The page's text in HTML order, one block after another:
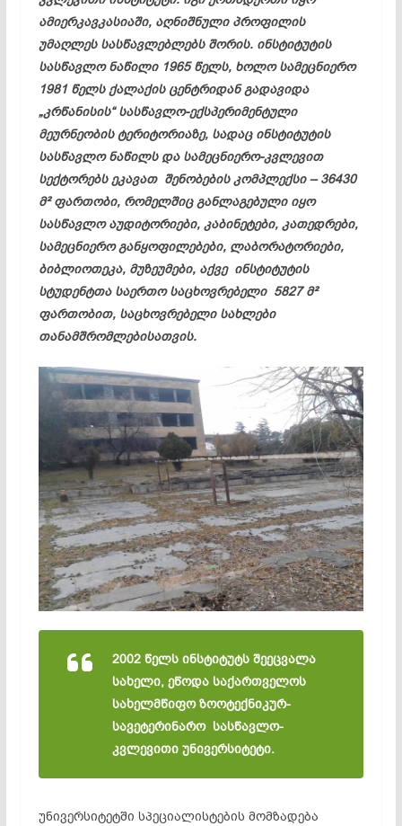
ამიერკავკასიაში, აღნიშნული პროფილის
უმაღლეს სასწავლებლებს შორის. ინსტიტუტის
სასწავლო ნაწილი 1965 წელს, ხოლო სამეცნიერო
1981 წელს ქალაქის ცენტრიდან გადავიდა
„კრწანისის“ სასწავლო-ექსპერიმენტული
მეურნეობის ტერიტორიაზე, სადაც ინსტიტუტის
სასწავლო ნაწილს და სამეცნიერო-კვლევით
სექტორებს ეკავათ შენობების კომპლექსი – 36430
მ² ფართობი, რომელშიც განლაგებული იყო
სასწავლო აუდიტორიები, კაბინეტები, კათედრები,
სამეცნიერო განყოფილებები, ლაბორატორიები,
ბიბლიოთეკა, მუზეუმები, აქვე ინსტიტუტის
სტუდენტთა საერთო საცხოვრებელი 5827 მ²
ფართობით, საცხოვრებელი სახლები
თანამშრომლებისათვის.
2002 წელს ინსტიტუტს შეეცვალა
სახელი, ეწოდა საქართველოს
სახელმწიფოზოოტექნიკურ-
სავეტერინარო სასწავლო-
კვლევითი უნივერსიტეტი.
უნივერსიტეტში სპეციალისტების მომზადება